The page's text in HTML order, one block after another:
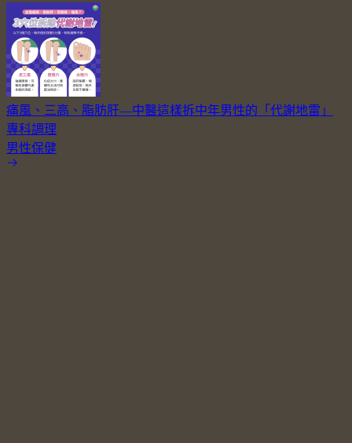
痛風、三高、脂肪肝—中醫這樣拆中年男性的「代謝地雷」
專科調理
男性保健